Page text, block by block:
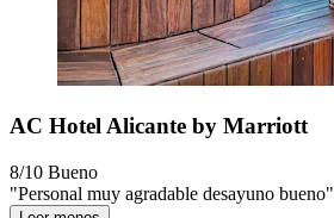
AC Hotel Alicante by Marriott
8/10 Bueno
"Personal muy agradable desayuno bueno"